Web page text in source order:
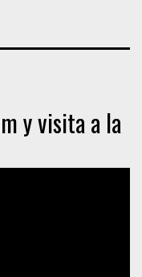
y visita a la